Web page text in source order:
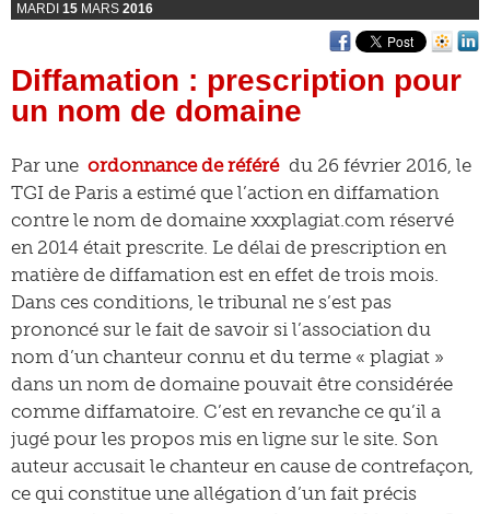
MARDI 15 MARS 2016
Diffamation : prescription pour
un nom de domaine
Par une ordonnance de référé du 26 février 2016, le
TGI de Paris a estimé que l’action en diffamation
contre le nom de domaine xxxplagiat.com réservé
en 2014 était prescrite. Le délai de prescription en
matière de diffamation est en effet de trois mois.
Dans ces conditions, le tribunal ne s’est pas
prononcé sur le fait de savoir si l’association du
nom d’un chanteur connu et du terme « plagiat »
dans un nom de domaine pouvait être considérée
comme diffamatoire. C’est en revanche ce qu’il a
jugé pour les propos mis en ligne sur le site. Son
auteur accusait le chanteur en cause de contrefaçon,
ce qui constitue une allégation d’un fait précis